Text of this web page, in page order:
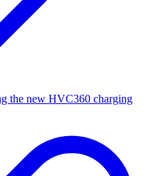
the new HVC360 charging